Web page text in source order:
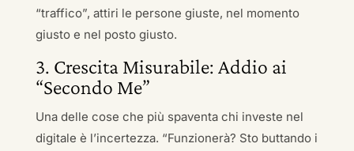
“traffico”, attiri le persone giuste, nel momento
giusto e nel posto giusto.
3. Crescita Misurabile: Addio ai
“Secondo Me”
Una delle cose che più spaventa chi investe nel
digitale è l’incertezza. “Funzionerà? Sto buttando i